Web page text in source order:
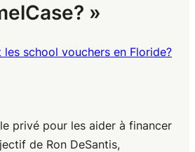
»
school vouchers en Floride?
privé pour les aider à financer
de Ron DeSantis,